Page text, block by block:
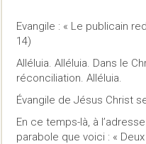
Evangile : « Le publicain
14)
Alléluia. Alléluia. Dans le
réconciliation. Alléluia.
Évangile de Jésus Christ
En ce temps-là, à
parabole que voici : «